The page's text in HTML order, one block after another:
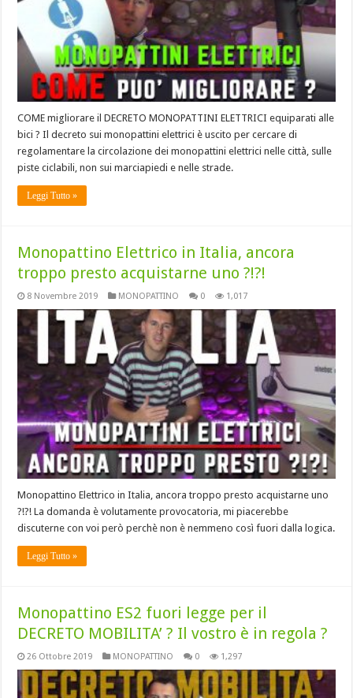
COME migliorare il DECRETO MONOPATTINI ELETTRICI equiparati alle
bici ? Il decreto sui monopattini elettrici è uscito per cercare di
regolamentare la circolazione dei monopattini elettrici nelle città, sulle
piste ciclabili, non sui marciapiedi e nelle strade.
Leggi Tutto »
Monopattino Elettrico in Italia, ancora
troppo presto acquistarne uno ?!?!
8 Novembre 2019 MONOPATTINO 0 1,017
Monopattino Elettrico in Italia, ancora troppo presto acquistarne uno
?!?! La domanda è volutamente provocatoria, mi piacerebbe
discuterne con voi però perchè non è nemmeno così fuori dalla logica.
Leggi Tutto »
Monopattino ES2 fuori legge per il
DECRETO MOBILITA’ ? Il vostro è in regola ?
26 Ottobre 2019 MONOPATTINO 0 1,297